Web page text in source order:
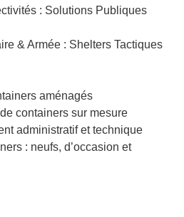
: Solutions Publiques
& Armée : Shelters Tactiques
aménagés
containers sur mesure
administratif et technique
: neufs, d’occasion et